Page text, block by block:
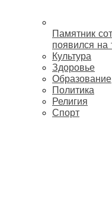
Памятник
появился
Культура
Здоровье
Образование
Политика
Религия
Спорт